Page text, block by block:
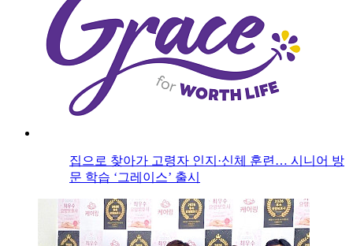
집으로 찾아가 고령자 인지·신체 훈련… 시니어 방
문 학습 ‘그레이스’ 출시